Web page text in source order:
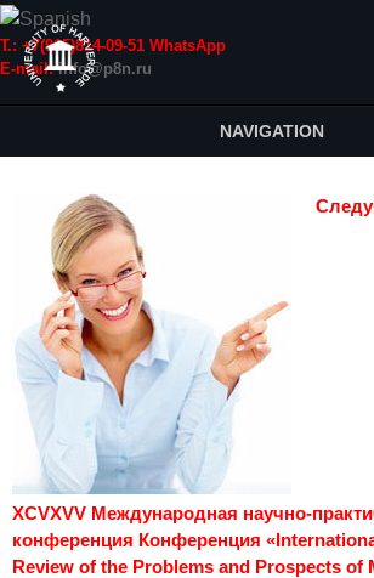
Т.: +7(915)814-09-51 WhatsApp
E-mail:info@p8n.ru
NAVIGATION
XCVXVV Международная научно-
конференция Конференция
Review of the Problems and Prospects of